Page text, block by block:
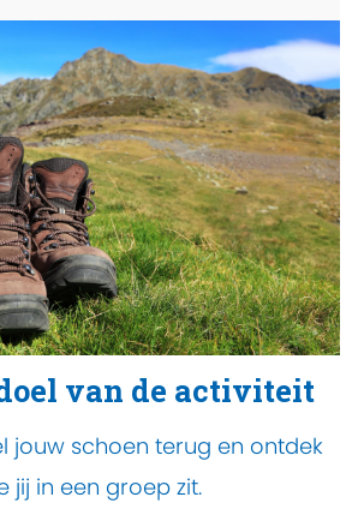
van de activiteit
jouw schoen terug en ontdek
jij in een groep zit.